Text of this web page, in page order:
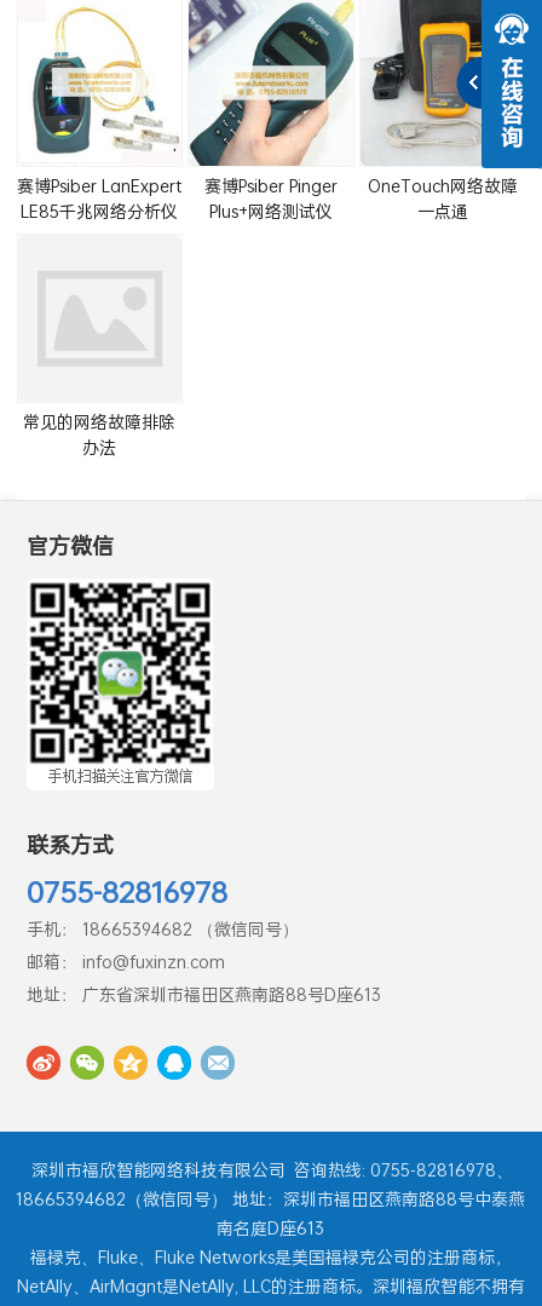
赛博Psiber LanExpert
LE85千兆网络分析仪
赛博Psiber Pinger
Plus+网络测试仪
OneTouch网络故障
一点通
常见的网络故障排除
办法
官方微信
联系方式
0755-82816978
手机： 18665394682 （微信同号）
邮箱： info@fuxinzn.com
地址： 广东省深圳市福田区燕南路88号D座613
深圳市福欣智能网络科技有限公司 咨询热线: 0755-82816978、
18665394682（微信同号） 地址：深圳市福田区燕南路88号中泰燕
南名庭D座613
福禄克、Fluke、Fluke Networks是美国福禄克公司的注册商标，
NetAlly、AirMagnt是NetAlly, LLC的注册商标。深圳福欣智能不拥有